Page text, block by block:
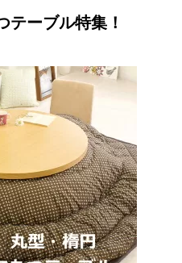
テーブル特集！